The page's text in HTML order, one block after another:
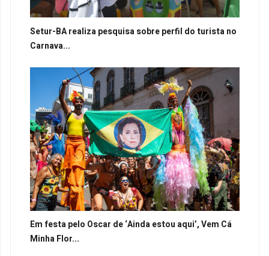
Setur-BA realiza pesquisa sobre perfil do turista no
Carnava...
Em festa pelo Oscar de ‘Ainda estou aqui’, Vem Cá
Minha Flor...